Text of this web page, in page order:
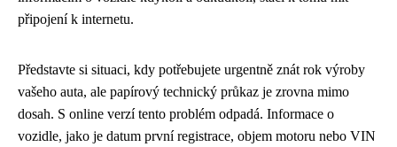
připojení k internetu.
Představte si situaci, kdy potřebujete urgentně znát rok výroby
vašeho auta, ale papírový technický průkaz je zrovna mimo
dosah. S online verzí tento problém odpadá. Informace o
vozidle, jako je datum první registrace, objem motoru nebo VIN